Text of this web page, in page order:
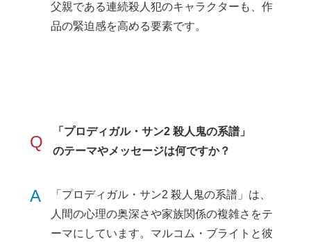
父親である連続殺人犯のキャラクターも、作
品の緊迫感を高める要素です。
Q
「プロディガル・サン2 殺人鬼の系譜」
のテーマやメッセージは何ですか？
A
「プロディガル・サン2 殺人鬼の系譜」は、
人間の心理の奥深さや家族関係の複雑さをテ
ーマにしています。マルコム・ブライトと彼